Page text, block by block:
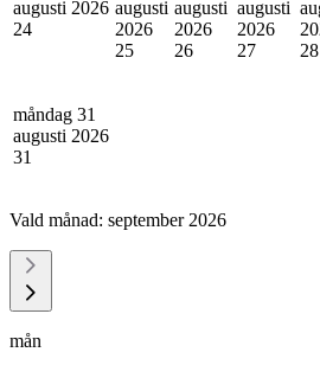
augusti 2026
24
augusti
2026
25
augusti
2026
26
augusti
2026
27
28
måndag 31
augusti 2026
31
Vald månad: september 2026
mån